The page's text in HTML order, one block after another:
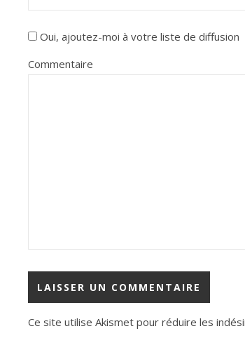
Oui, ajoutez-moi à votre liste de diffusion
Commentaire
Ce site utilise Akismet pour réduire les